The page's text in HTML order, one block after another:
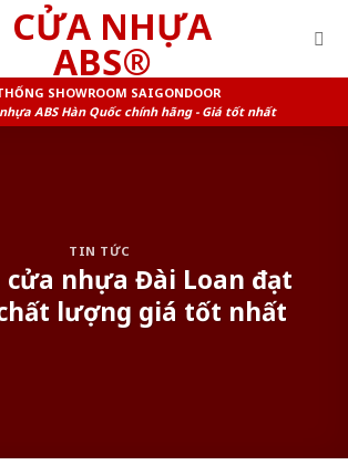
SHOWROOM SAIGONDOOR
ABS Hàn Quốc chính hãng - Giá tốt nhất
TIN TỨC
cửa nhựa Đài Loan đạt
lượng giá tốt nhất